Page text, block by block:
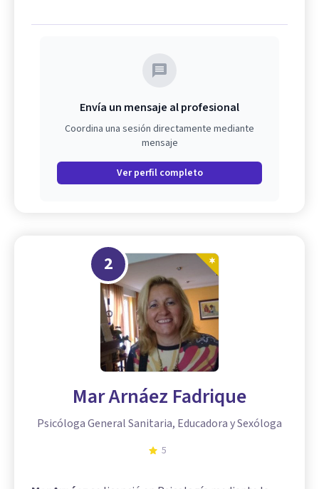
Envía un mensaje al profesional
Coordina una sesión directamente mediante
mensaje
Ver perfil completo
2
Mar Arnáez Fadrique
Psicóloga General Sanitaria, Educadora y Sexóloga
5